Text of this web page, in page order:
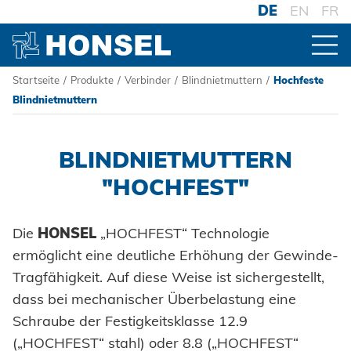
DE EN FR
PRODUKTE
Blindniete
Blindnietmuttern
Blindnietschrauben
Powertrain Fasteners
Startseite / Produkte / Verbinder / Blindnietmuttern / Hochfeste
Blindnietmuttern
BLINDNIETMUTTERN
"HOCHFEST"
Die HONSEL „HOCHFEST“ Technologie
ermöglicht eine deutliche Erhöhung der Gewinde-
Tragfähigkeit. Auf diese Weise ist sichergestellt,
dass bei mechanischer Überbelastung eine
Schraube der Festigkeitsklasse 12.9
(„HOCHFEST“ stahl) oder 8.8 („HOCHFEST“